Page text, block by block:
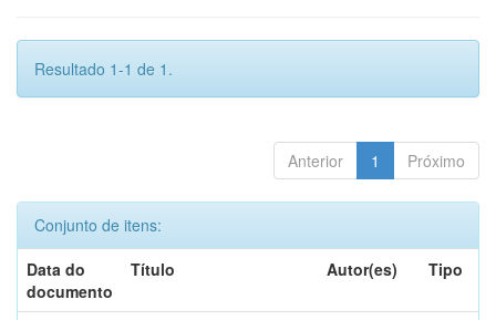
Resultado 1-1 de 1.
Anterior 1 Próximo
Conjunto de itens:
Data do
documento
Título Autor(es) Tipo